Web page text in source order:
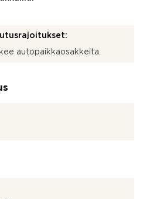
autopaikkaosakkeita.